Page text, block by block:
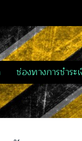
ช่องทางการชำระ